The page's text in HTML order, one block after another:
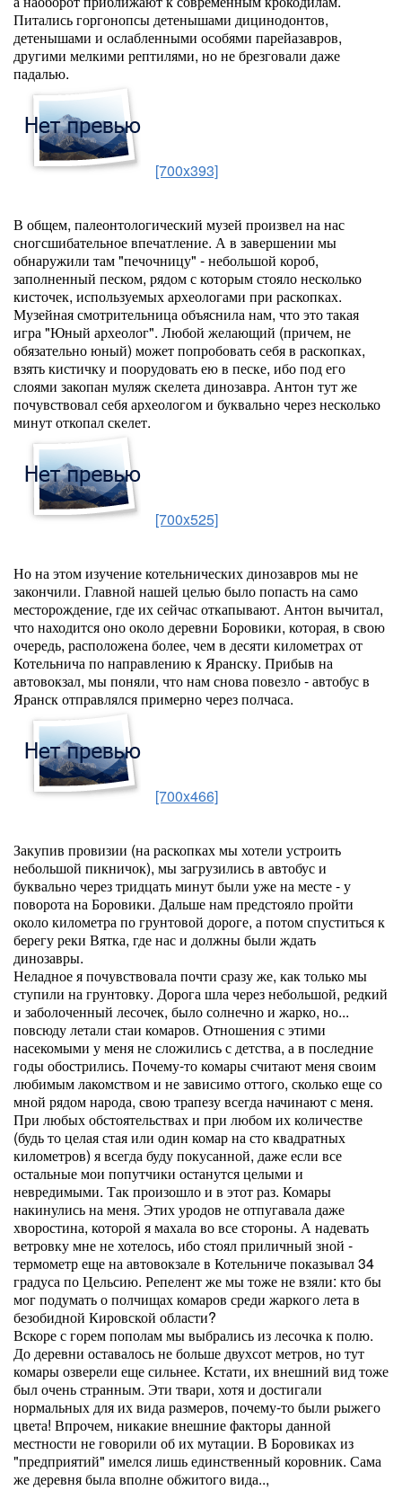
Питались горгонопсы детенышами дицинодонтов,
детенышами и ослабленными особями парейазавров,
другими мелкими рептилями, но не брезговали даже
падалью.
[700x393]
В общем, палеонтологический музей произвел на нас
сногсшибательное впечатление. А в завершении мы
обнаружили там "печочницу" - небольшой короб,
заполненный песком, рядом с которым стояло несколько
кисточек, используемых археологами при раскопках.
Музейная смотрительница объяснила нам, что это такая
игра "Юный археолог". Любой желающий (причем, не
обязательно юный) может попробовать себя в раскопках,
взять кистичку и поорудовать ею в песке, ибо под его
слоями закопан муляж скелета динозавра. Антон тут же
почувствовал себя археологом и буквально через несколько
минут откопал скелет.
[700x525]
Но на этом изучение котельнических динозавров мы не
закончили. Главной нашей целью было попасть на само
месторождение, где их сейчас откапывают. Антон вычитал,
что находится оно около деревни Боровики, которая, в свою
очередь, расположена более, чем в десяти километрах от
Котельнича по направлению к Яранску. Прибыв на
автовокзал, мы поняли, что нам снова повезло - автобус в
Яранск отправлялся примерно через полчаса.
[700x466]
Закупив провизии (на раскопках мы хотели устроить
небольшой пикничок), мы загрузились в автобус и
буквально через тридцать минут были уже на месте - у
поворота на Боровики. Дальше нам предстояло пройти
около километра по грунтовой дороге, а потом спуститься к
берегу реки Вятка, где нас и должны были ждать
динозавры.
Неладное я почувствовала почти сразу же, как только мы
ступили на грунтовку. Дорога шла через небольшой, редкий
и заболоченный лесочек, было солнечно и жарко, но...
повсюду летали стаи комаров. Отношения с этими
насекомыми у меня не сложились с детства, а в последние
годы обострились. Почему-то комары считают меня своим
любимым лакомством и не зависимо оттого, сколько еще со
мной рядом народа, свою трапезу всегда начинают с меня.
При любых обстоятельствах и при любом их количестве
(будь то целая стая или один комар на сто квадратных
километров) я всегда буду покусанной, даже если все
остальные мои попутчики останутся целыми и
невредимыми. Так произошло и в этот раз. Комары
накинулись на меня. Этих уродов не отпугавала даже
хворостина, которой я махала во все стороны. А надевать
ветровку мне не хотелось, ибо стоял приличный зной -
термометр еще на автовокзале в Котельниче показывал 34
градуса по Цельсию. Репелент же мы тоже не взяли: кто бы
мог подумать о полчищах комаров среди жаркого лета в
безобидной Кировской области?
Вскоре с горем пополам мы выбрались из лесочка к полю.
До деревни оставалось не больше двухсот метров, но тут
комары озверели еще сильнее. Кстати, их внешний вид тоже
был очень странным. Эти твари, хотя и достигали
нормальных для их вида размеров, почему-то были рыжего
цвета! Впрочем, никакие внешние факторы данной
местности не говорили об их мутации. В Боровиках из
"предприятий" имелся лишь единственный коровник. Сама
же деревня была вполне обжитого вида..,